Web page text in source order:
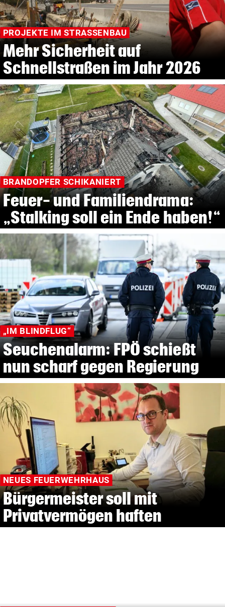
PROJEKTE IM STRASSENBAU
Mehr Sicherheit auf
Schnellstraßen im Jahr 2026
BRANDOPFER SCHIKANIERT
Feuer- und Familiendrama:
„Stalking soll ein Ende haben!“
„IM BLINDFLUG“
Seuchenalarm: FPÖ schießt
nun scharf gegen Regierung
NEUES FEUERWEHRHAUS
Bürgermeister soll mit
Privatvermögen haften